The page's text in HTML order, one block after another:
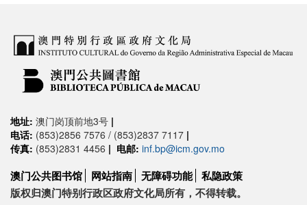
地址: 澳门岗顶前地3号 |
电话: (853)2856 7576 / (853)2837 7117 |
传真: (853)2831 4456 | 电邮: inf.bp@icm.gov.mo
澳门公共图书馆 网站指南 无障碍功能 私隐政策
版权归澳门特别行政区政府文化局所有，不得转载。